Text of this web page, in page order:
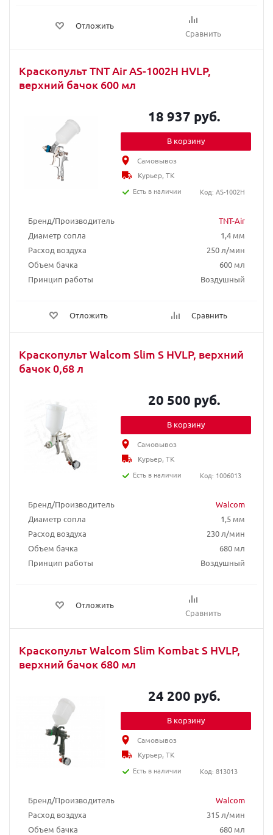
Отложить
Сравнить
Краскопульт TNT Air AS-1002H HVLP,
верхний бачок 600 мл
Бренд/Производитель
TNT-Air
Диаметр сопла
1,4 мм
Расход воздуха
250 л/мин
Объем бачка
600 мл
Принцип работы
Воздушный
Отложить Сравнить
18 937 руб.
В корзину
Самовывоз
Курьер, ТК
Есть в наличии
Код: AS-1002H
Краскопульт Walcom Slim S HVLP, верхний
бачок 0,68 л
Бренд/Производитель
Walcom
Диаметр сопла
1,5 мм
Расход воздуха
230 л/мин
Объем бачка
680 мл
Принцип работы
Воздушный
Отложить
Сравнить
20 500 руб.
В корзину
Самовывоз
Курьер, ТК
Есть в наличии
Код: 1006013
Краскопульт Walcom Slim Kombat S HVLP,
верхний бачок 680 мл
Бренд/Производитель
Walcom
Расход воздуха
315 л/мин
Объем бачка
680 мл
24 200 руб.
В корзину
Самовывоз
Курьер, ТК
Есть в наличии
Код: 813013